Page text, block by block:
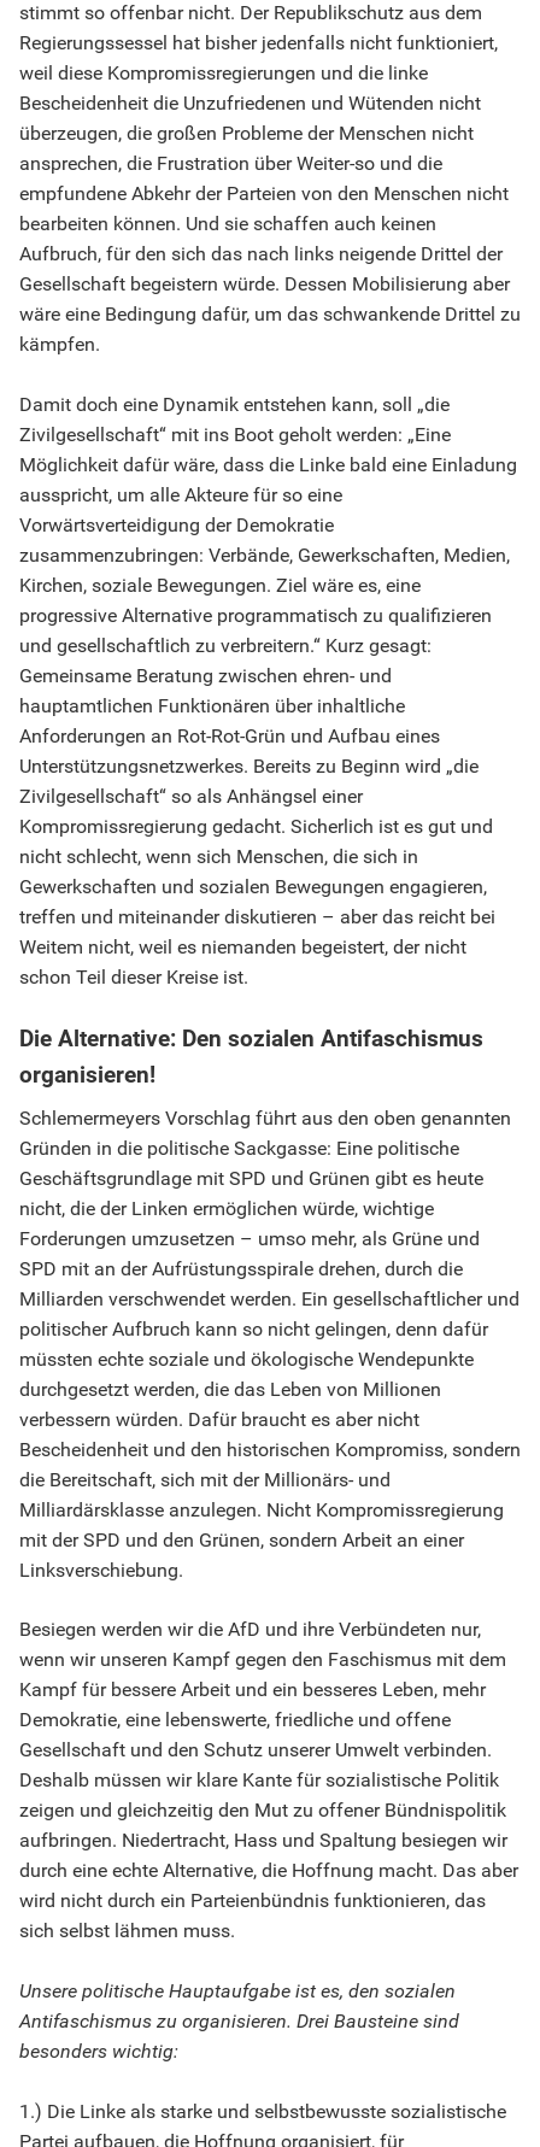
stimmt so offenbar nicht. Der Republikschutz aus dem
Regierungssessel hat bisher jedenfalls nicht funktioniert,
weil diese Kompromissregierungen und die linke
Bescheidenheit die Unzufriedenen und Wütenden nicht
überzeugen, die großen Probleme der Menschen nicht
ansprechen, die Frustration über Weiter-so und die
empfundene Abkehr der Parteien von den Menschen nicht
bearbeiten können. Und sie schaffen auch keinen
Aufbruch, für den sich das nach links neigende Drittel der
Gesellschaft begeistern würde. Dessen Mobilisierung aber
wäre eine Bedingung dafür, um das schwankende Drittel zu
kämpfen.
Damit doch eine Dynamik entstehen kann, soll „die
Zivilgesellschaft“ mit ins Boot geholt werden: „Eine
Möglichkeit dafür wäre, dass die Linke bald eine Einladung
ausspricht, um alle Akteure für so eine
Vorwärtsverteidigung der Demokratie
zusammenzubringen: Verbände, Gewerkschaften, Medien,
Kirchen, soziale Bewegungen. Ziel wäre es, eine
progressive Alternative programmatisch zu qualifizieren
und gesellschaftlich zu verbreitern.“ Kurz gesagt:
Gemeinsame Beratung zwischen ehren- und
hauptamtlichen Funktionären über inhaltliche
Anforderungen an Rot-Rot-Grün und Aufbau eines
Unterstützungsnetzwerkes. Bereits zu Beginn wird „die
Zivilgesellschaft“ so als Anhängsel einer
Kompromissregierung gedacht. Sicherlich ist es gut und
nicht schlecht, wenn sich Menschen, die sich in
Gewerkschaften und sozialen Bewegungen engagieren,
treffen und miteinander diskutieren – aber das reicht bei
Weitem nicht, weil es niemanden begeistert, der nicht
schon Teil dieser Kreise ist.
Die Alternative: Den sozialen Antifaschismus
organisieren!
Schlemermeyers Vorschlag führt aus den oben genannten
Gründen in die politische Sackgasse: Eine politische
Geschäftsgrundlage mit SPD und Grünen gibt es heute
nicht, die der Linken ermöglichen würde, wichtige
Forderungen umzusetzen – umso mehr, als Grüne und
SPD mit an der Aufrüstungsspirale drehen, durch die
Milliarden verschwendet werden. Ein gesellschaftlicher und
politischer Aufbruch kann so nicht gelingen, denn dafür
müssten echte soziale und ökologische Wendepunkte
durchgesetzt werden, die das Leben von Millionen
verbessern würden. Dafür braucht es aber nicht
Bescheidenheit und den historischen Kompromiss, sondern
die Bereitschaft, sich mit der Millionärs- und
Milliardärsklasse anzulegen. Nicht Kompromissregierung
mit der SPD und den Grünen, sondern Arbeit an einer
Linksverschiebung.
Besiegen werden wir die AfD und ihre Verbündeten nur,
wenn wir unseren Kampf gegen den Faschismus mit dem
Kampf für bessere Arbeit und ein besseres Leben, mehr
Demokratie, eine lebenswerte, friedliche und offene
Gesellschaft und den Schutz unserer Umwelt verbinden.
Deshalb müssen wir klare Kante für sozialistische Politik
zeigen und gleichzeitig den Mut zu offener Bündnispolitik
aufbringen. Niedertracht, Hass und Spaltung besiegen wir
durch eine echte Alternative, die Hoffnung macht. Das aber
wird nicht durch ein Parteienbündnis funktionieren, das
sich selbst lähmen muss.
Unsere politische Hauptaufgabe ist es, den sozialen
Antifaschismus zu organisieren. Drei Bausteine sind
besonders wichtig:
1.) Die Linke als starke und selbstbewusste sozialistische
Partei aufbauen, die Hoffnung organisiert, für